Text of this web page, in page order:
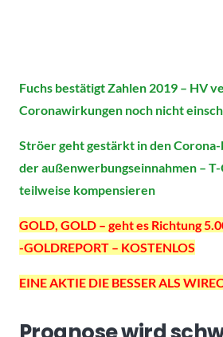
Fuchs bestätigt Zahlen 2019 – HV
Coronawirkungen noch nicht
Ströer geht gestärkt in den
der außenwerbungseinnahmen –
teilweise kompensieren
GOLD, GOLD – geht es Richtung
-GOLDREPORT – KOSTENLOS
EINE AKTIE DIE BESSER ALS